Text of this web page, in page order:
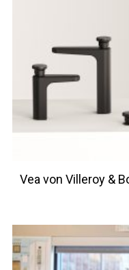
Vea von Villeroy &